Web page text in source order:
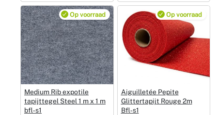
Op voorraad
Medium Rib expotile
tapijttegel Steel 1 m x 1 m
bfl‑s1
Op voorraad
Aiguilletée Pepite
Glittertapijt Rouge 2m
Bfl‑s1